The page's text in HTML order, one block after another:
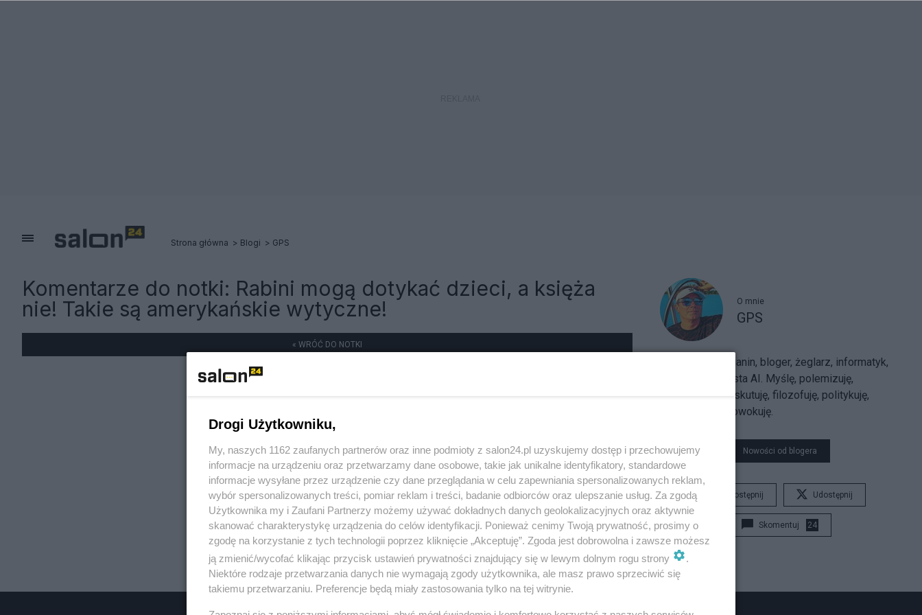
Strona główna Blogi GPS
Komentarze do notki: Rabini mogą dotykać dzieci, a księża
nie! Takie są amerykańskie wytyczne!
« WRÓĆ DO NOTKI
O mnie
GPS
Sarmatolibertarianin, bloger, żeglarz, informatyk,
trajkkarz, futurysta AI. Myślę, polemizuję,
argumentuję, dyskutuję, filozofuję, politykuję,
uzasadniam, prowokuję.
Nowości od blogera
Udostępnij Udostępnij
Skomentuj 24
Drogi Użytkowniku,
My, naszych 1162 zaufanych partnerów oraz inne podmioty z salon24.pl uzyskujemy dostęp i przechowujemy
informacje na urządzeniu oraz przetwarzamy dane osobowe, takie jak unikalne identyfikatory, standardowe
informacje wysyłane przez urządzenie czy dane przeglądania w celu zapewniania spersonalizowanych reklam,
wybór spersonalizowanych treści, pomiar reklam i treści, badanie odbiorców oraz ulepszanie usług. Za zgodą
Użytkownika my i Zaufani Partnerzy możemy używać dokładnych danych geolokalizacyjnych oraz aktywnie
skanować charakterystykę urządzenia do celów identyfikacji. Ponieważ cenimy Twoją prywatność, prosimy o
zgodę na korzystanie z tych technologii poprzez kliknięcie „Akceptuję”. Zgoda jest dobrowolna i zawsze możesz
ją zmienić/wycofać klikając przycisk ustawień prywatności znajdujący się w lewym dolnym rogu strony
.
Niektóre rodzaje przetwarzania danych nie wymagają zgody użytkownika, ale masz prawo sprzeciwić się
takiemu przetwarzaniu. Preferencje będą miały zastosowania tylko na tej witrynie.